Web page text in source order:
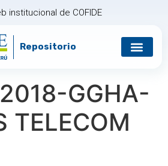
institucional de COFIDE
Repositorio
GGHA-
TELECOM